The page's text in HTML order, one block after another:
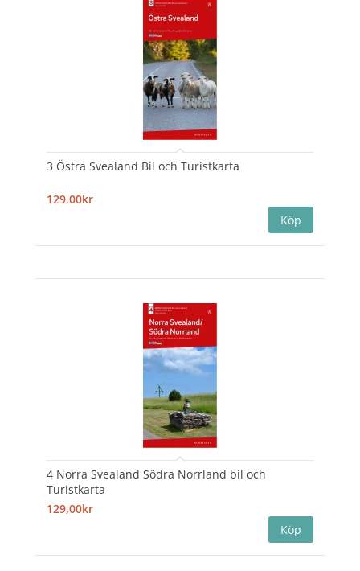
3 Östra Svealand Bil och Turistkarta
129,00kr
4 Norra Svealand Södra Norrland bil och
Turistkarta
129,00kr